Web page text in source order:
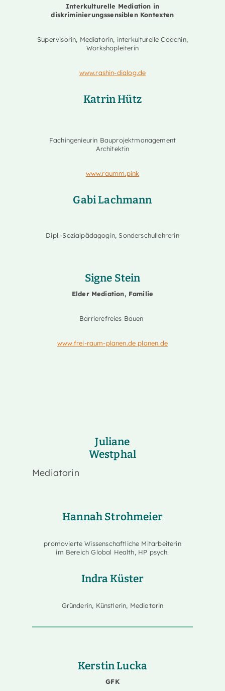
Interkulturelle Mediation in
diskriminierungssensiblen Kontexten
Supervisorin, Mediatorin, interkulturelle Coachin,
Workshopleiterin
www.rashin-dialog.de
Katrin Hütz
Fachingenieurin Bauprojektmanagement
Architektin
www.raumm.pink
Gabi Lachmann
Dipl.-Sozialpädagogin, Sonderschullehrerin
Signe Stein
Elder Mediation, Familie
Barrierefreies Bauen
www.frei-raum-planen.de planen.de
Juliane
Westphal
Mediatorin
Hannah Strohmeier
promovierte Wissenschaftliche Mitarbeiterin
im Bereich Global Health, HP psych.
Indra Küster
Gründerin, Künstlerin, Mediatorin
Kerstin Lucka
GFK